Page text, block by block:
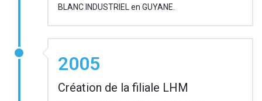
BLANC INDUSTRIEL en GUYANE.
2005
Création de la filiale LHM